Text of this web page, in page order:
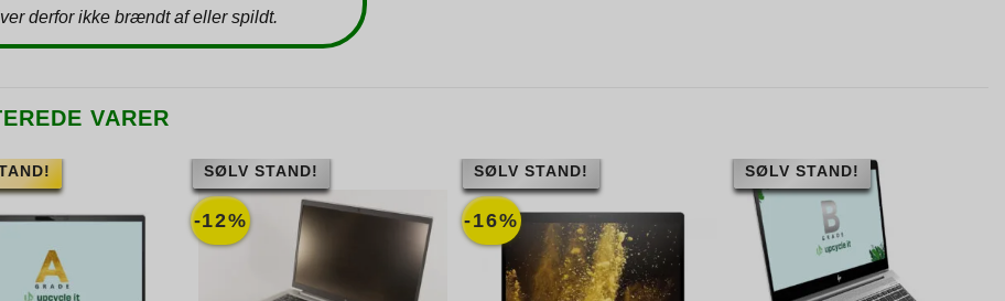
derfor ikke brændt af eller spildt.
VARER
-12%
SØLV STAND!
-16%
SØLV STAND! SØLV STAND!